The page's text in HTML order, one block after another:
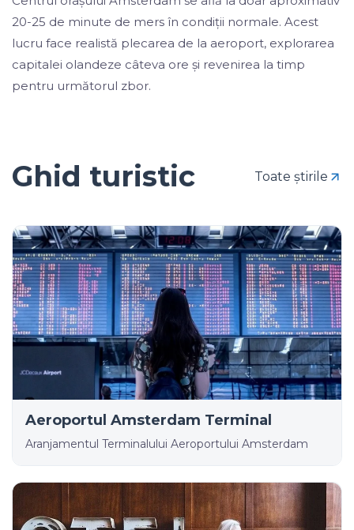
20-25 de minute de mers în condiții normale. Acest
lucru face realistă plecarea de la aeroport, explorarea
capitalei olandeze câteva ore și revenirea la timp
pentru următorul zbor.
Ghid turistic Toate știrile
Aeroportul Amsterdam Terminal
Aranjamentul Terminalului Aeroportului Amsterdam